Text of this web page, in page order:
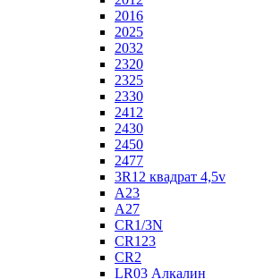
2016
2025
2032
2320
2325
2330
2412
2430
2450
2477
3R12 квадрат 4,5v
A23
A27
CR1/3N
CR123
CR2
LR03 Алкалин